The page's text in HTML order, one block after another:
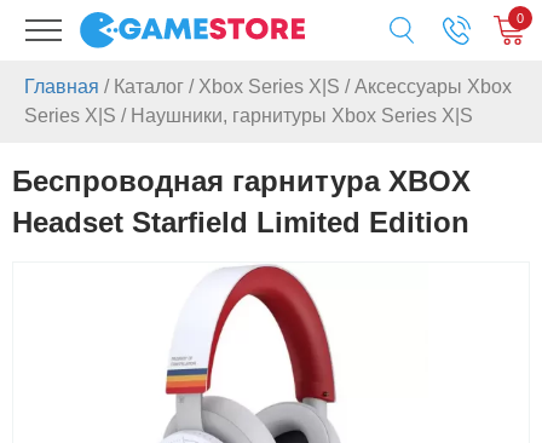
0
Главная / Каталог / Xbox Series X|S /Аксессуары Xbox
Series X|S / Наушники, гарнитуры Xbox Series X|S
Беспроводная гарнитура XBOX
Headset Starfield Limited Edition